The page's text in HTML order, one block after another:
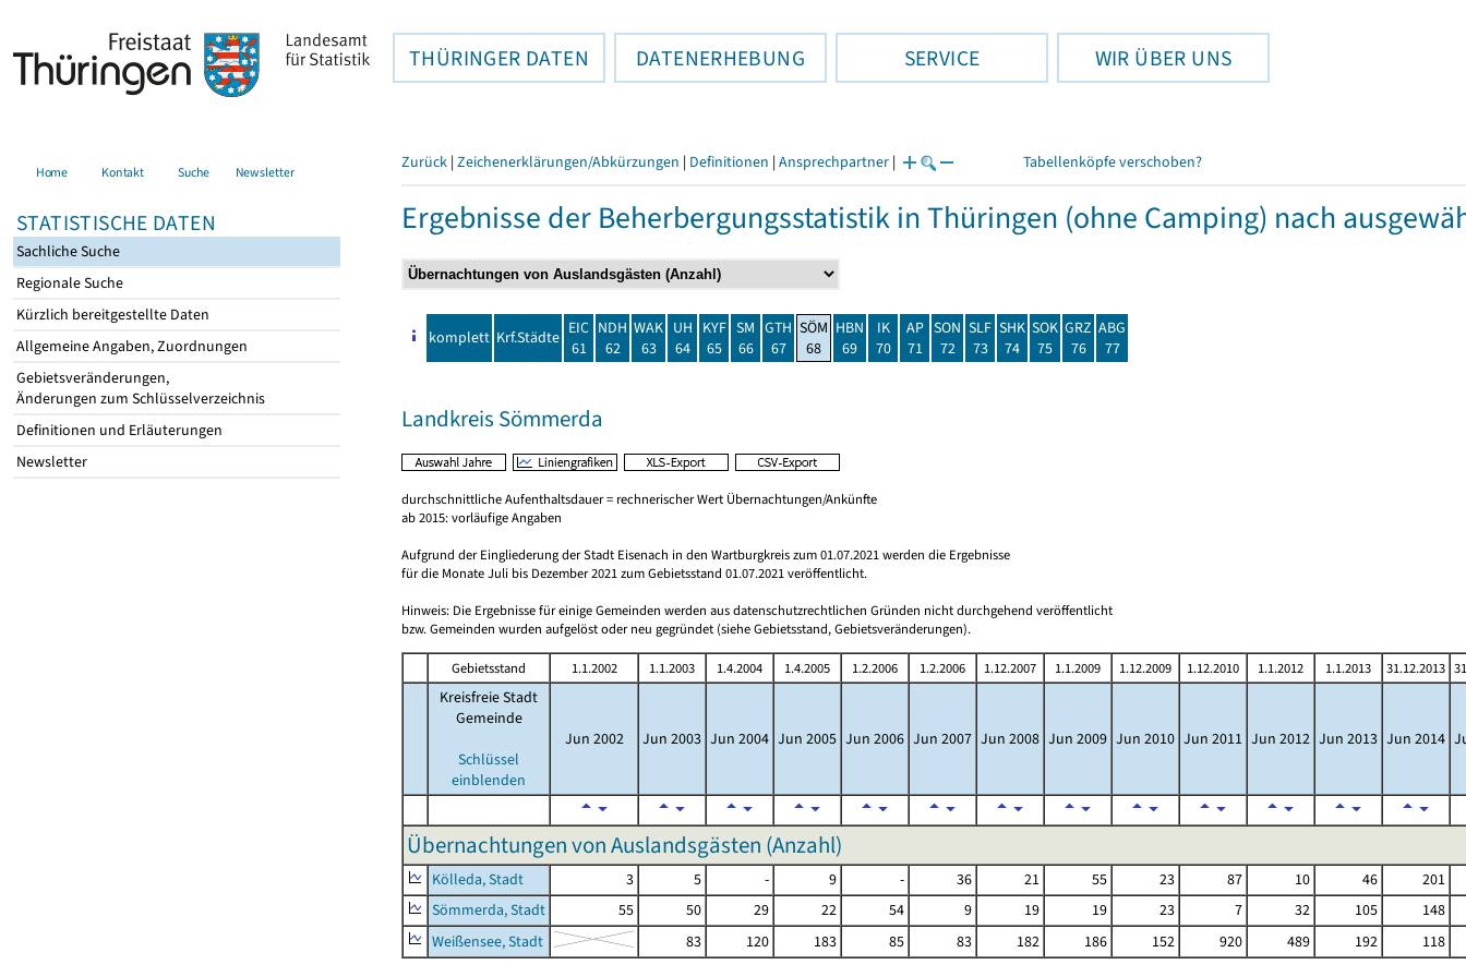
THÜRINGER DATEN DATENERHEBUNG SERVICE WIR ÜBER UNS
Home Kontakt Suche Newsletter
STATISTISCHE DATEN
Sachliche Suche
Regionale Suche
Kürzlich bereitgestellte Daten
Allgemeine Angaben, Zuordnungen
Gebietsveränderungen,
Änderungen zum Schlüsselverzeichnis
Definitionen und Erläuterungen
Newsletter
Zurück | Zeichenerklärungen/Abkürzungen | Definitionen | Ansprechpartner | Tabellenköpfe verschoben?
Ergebnisse der Beherbergungsstatistik in Thüringen (ohne Camping) nach
komplett Krf.Städte EIC
61
NDH
62
WAK
63
UH
64
KYF
65
SM
66
GTH
67
SÖM
68
HBN
69
IK
70
AP
71
SON
72
SLF
73
SHK
74
SOK
75
GRZ
76
ABG
77
Landkreis Sömmerda
durchschnittliche Aufenthaltsdauer = rechnerischer Wert Übernachtungen/Ankünfte
ab 2015: vorläufige Angaben
Aufgrund der Eingliederung der Stadt Eisenach in den Wartburgkreis zum 01.07.2021 werden die Ergebnisse
für die Monate Juli bis Dezember 2021 zum Gebietsstand 01.07.2021 veröffentlicht.
Hinweis: Die Ergebnisse für einige Gemeinden werden aus datenschutzrechtlichen Gründen nicht durchgehend veröffentlicht
bzw. Gemeinden wurden aufgelöst oder neu gegründet (siehe Gebietsstand, Gebietsveränderungen).
Gebietsstand 1.1.2002 1.1.2003 1.4.2004 1.4.2005 1.2.2006 1.2.2006 1.12.2007 1.1.2009 1.12.2009 1.12.2010 1.1.2012 1.1.2013 31.12.2013
Kreisfreie Stadt
Gemeinde
Schlüssel
einblenden
Jun 2002 Jun 2003 Jun 2004 Jun 2005 Jun 2006 Jun 2007 Jun 2008 Jun 2009 Jun 2010 Jun 2011 Jun 2012 Jun 2013 Jun 2014
Übernachtungen von Auslandsgästen (Anzahl)
Kölleda, Stadt 3 5 - 9 - 36 21 55 23 87 10 46
201
Sömmerda, Stadt
55 50 29 22 54 9 19 19 23 7 32 105
148
Weißensee, Stadt
83 120 183 85 83 182 186 152 920 489 192 118